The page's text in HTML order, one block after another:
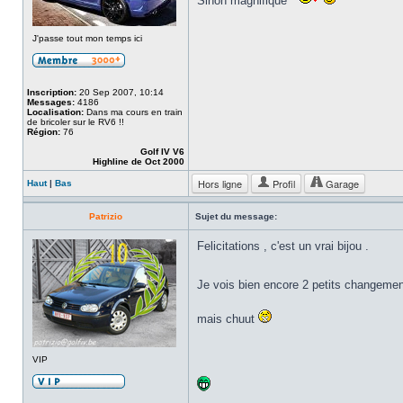
J'passe tout mon temps ici
Inscription: 20 Sep 2007, 10:14
Messages: 4186
Localisation: Dans ma cours en train
de bricoler sur le RV6 !!
Région: 76
Golf IV V6
Highline de Oct 2000
Haut| Bas Hors ligne Profil Garage
Patrizio Sujet du message:
VIP
Felicitations , c'est un vrai bijou .
Je vois bien encore 2 petits
mais chuut